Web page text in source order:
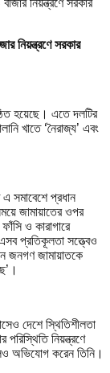
নিয়ন্ত্রণে সরকার
হয়েছে। এতে দলটির
খাতে ‘নৈরাজ্য’ এবং
এ সমাবেশে প্রধান
জামায়াতের ওপর
ও কারাগারে
এসব প্রতিকূলতা সত্ত্বেও
জনগণ জামায়াতকে
দেশে স্থিতিশীলতা
নিয়ন্ত্রণে
অভিযোগ করেন তিনি।